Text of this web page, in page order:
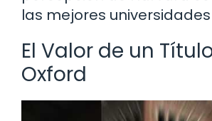
las mejores
El Valor de un
Oxford